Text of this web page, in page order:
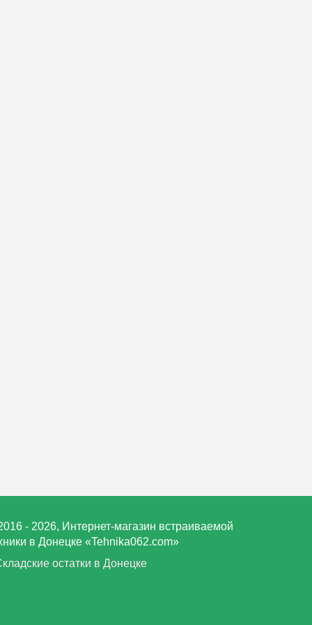
- 2026, Интернет-магазин встраиваемой
в Донецке «Tehnika062.com»
остатки в Донецке